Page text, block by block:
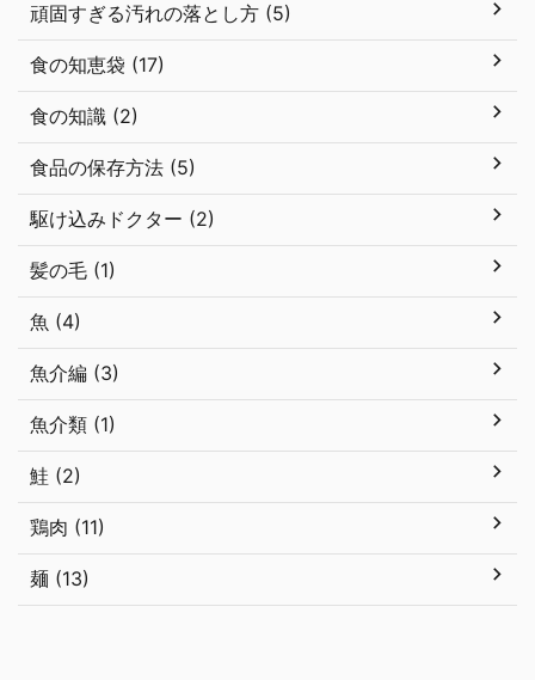
頑固すぎる汚れの落とし方 (5)
食の知恵袋 (17)
食の知識 (2)
食品の保存方法 (5)
駆け込みドクター (2)
髪の毛 (1)
魚 (4)
魚介編 (3)
魚介類 (1)
鮭 (2)
鶏肉 (11)
麺 (13)